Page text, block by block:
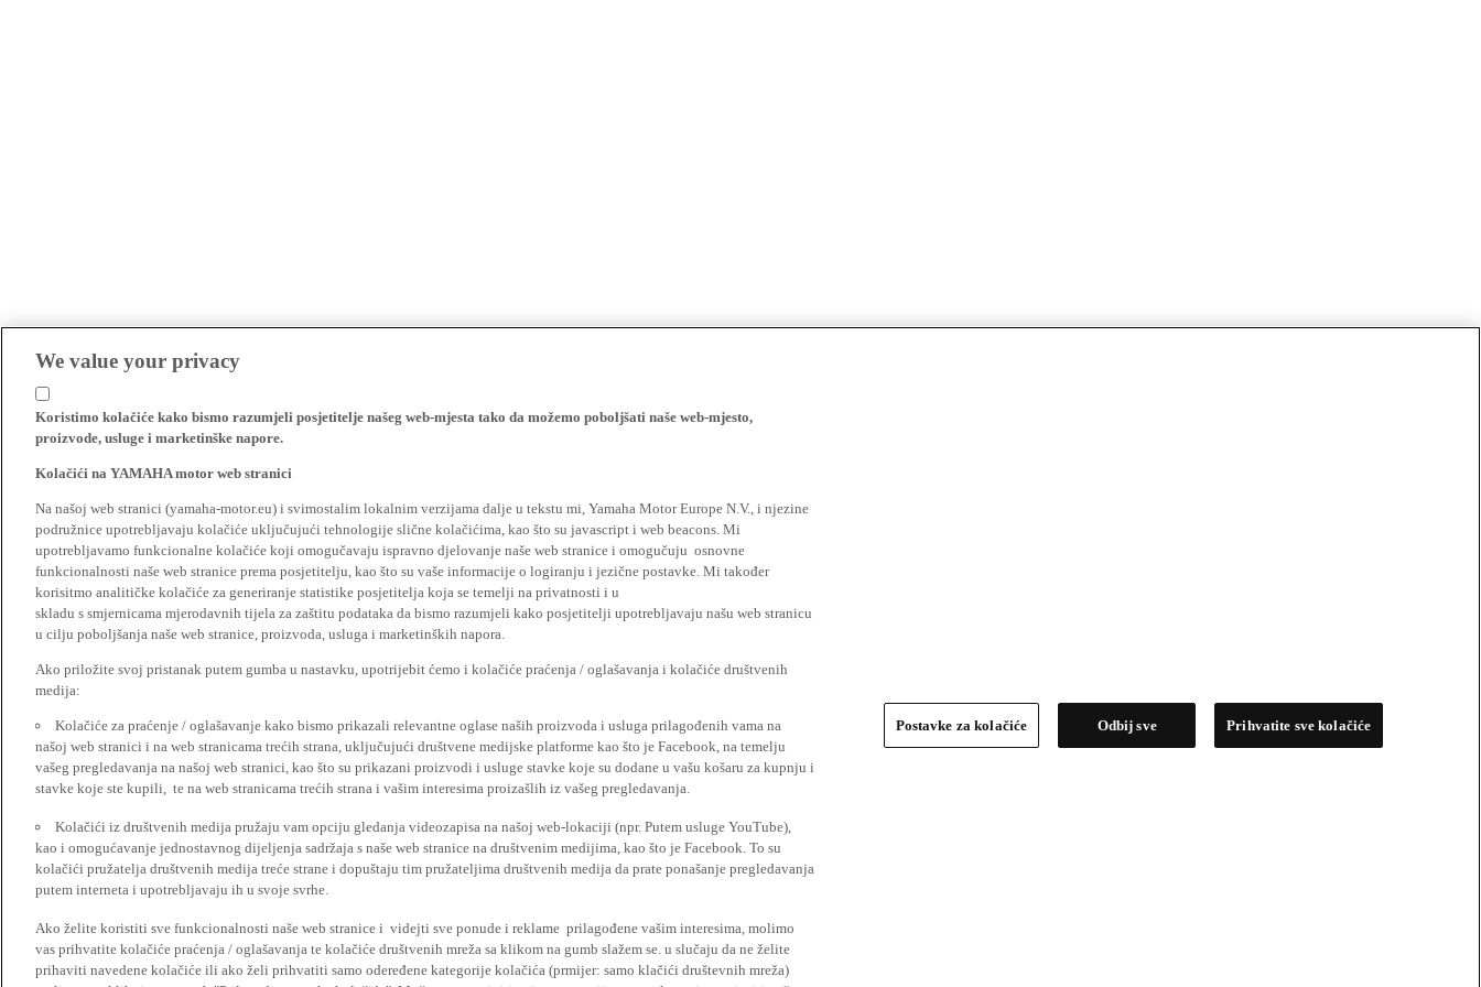
We value your privacy
Koristimo kolačiće kako bismo razumjeli posjetitelje našeg web-mjesta tako da možemo poboljšati naše web-mjesto,
proizvode, usluge i marketinške napore.
Kolačići na YAMAHA motor web stranici
Na našoj web stranici (yamaha-motor.eu) i svimostalim lokalnim verzijama dalje u tekstu mi, Yamaha Motor Europe N.V., i njezine
podružnice upotrebljavaju kolačiće uključujući tehnologije slične kolačićima, kao što su javascript i web beacons. Mi
upotrebljavamo funkcionalne kolačiće koji omogučavaju ispravno djelovanje naše web stranice i omogučuju osnovne
funkcionalnosti naše web stranice prema posjetitelju, kao što su vaše informacije o logiranju i jezične postavke. Mi također
korisitmo analitičke kolačiće za generiranje statistike posjetitelja koja se temelji na privatnosti i u
skladu s smjernicama mjerodavnih tijela za zaštitu podataka da bismo razumjeli kako posjetitelji upotrebljavaju našu web stranicu
u cilju poboljšanja naše web stranice, proizvoda, usluga i marketinških napora.
Ako priložite svoj pristanak putem gumba u nastavku, upotrijebit ćemo i kolačiće praćenja / oglašavanja i kolačiće društvenih
medija:
Kolačiće za praćenje / oglašavanje kako bismo prikazali relevantne oglase naših proizvoda i usluga prilagođenih vama na
našoj web stranici i na web stranicama trećih strana, uključujući društvene medijske platforme kao što je Facebook, na temelju
vašeg pregledavanja na našoj web stranici, kao što su prikazani proizvodi i usluge stavke koje su dodane u vašu košaru za kupnju i
stavke koje ste kupili, te na web stranicama trećih strana i vašim interesima proizašlih iz vašeg pregledavanja.
Kolačići iz društvenih medija pružaju vam opciju gledanja videozapisa na našoj web-lokaciji (npr. Putem usluge YouTube),
kao i omogućavanje jednostavnog dijeljenja sadržaja s naše web stranice na društvenim medijima, kao što je Facebook. To su
kolačići pružatelja društvenih medija treće strane i dopuštaju tim pružateljima društvenih medija da prate ponašanje pregledavanja
putem interneta i upotrebljavaju ih u svoje svrhe.
Ako želite koristiti sve funkcionalnosti naše web stranice i videjti sve ponude i reklame prilagođene vašim interesima, molimo
vas prihvatite kolačiće praćenja / oglašavanja te kolačiće društvenih mreža sa klikom na gumb slažem se. u slučaju da ne želite
prihaviti navedene kolačiće ili ako želi prihvatiti samo odeređene kategorije kolačića (prmijer: samo klačići društevnih mreža)
Postavke za kolačiće Odbij sve Prihvatite sve kolačiće